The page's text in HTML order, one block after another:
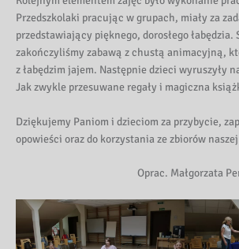
Przedszkolaki pracując w grupach, miały za
przedstawiający pięknego, dorosłego łabędzia.
zakończyliśmy zabawą z chustą animacyjną,
z łabędzim jajem. Następnie dzieci wyruszyły
Jak zwykle przesuwane regały i magiczna
Dziękujemy Paniom i dzieciom za przybycie,
opowieści oraz do korzystania ze zbiorów
Oprac. Małgorzata